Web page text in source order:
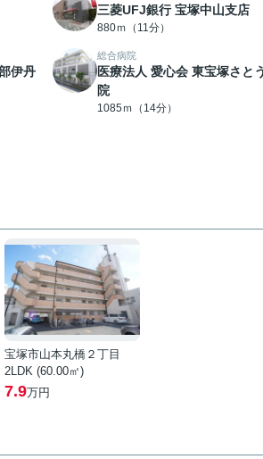
三菱UFJ銀行 宝塚中山支店
880ｍ（11分）
伊丹
総合病院
医療法人 愛心会 東宝塚さと
院
1085ｍ（14分）
宝塚市山本丸橋２丁目
2LDK (60.00㎡)
7.9万円